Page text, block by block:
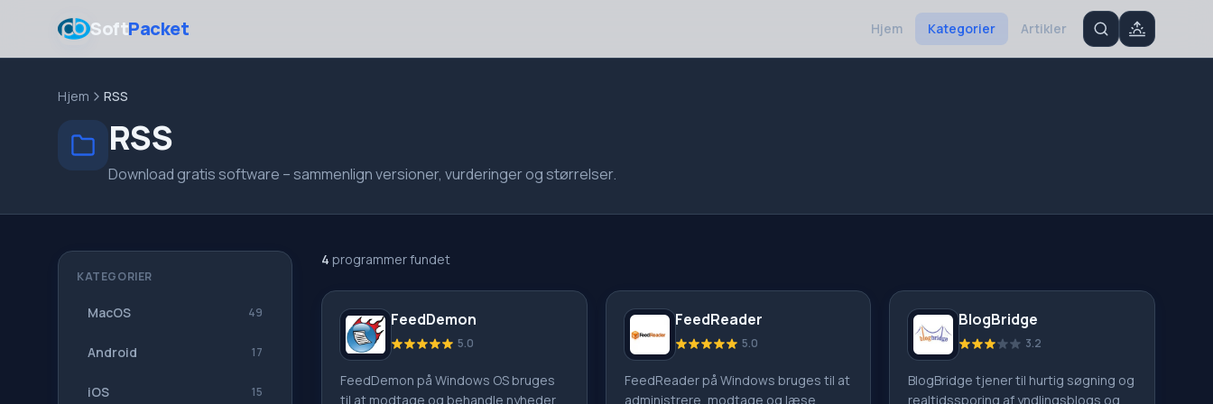
SoftPacket Hjem Kategorier Artikler
Hjem RSS
RSS
Download gratis software – sammenlign versioner, vurderinger og størrelser.
KATEGORIER
MacOS 49
Android 17
iOS 15
4 programmer fundet
FeedDemon
5.0
FeedDemon på Windows OS bruges
til at modtage og behandle nyheder
FeedReader
5.0
FeedReader på Windows bruges til at
administrere, modtage og læse
BlogBridge
3.2
BlogBridge tjener til hurtig søgning og
realtidssporing af yndlingsblogs og